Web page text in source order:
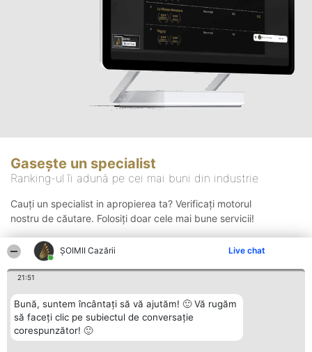
ȘOIMII Cazării Live chat
21:51
Bună, suntem încântați să vă ajutăm! 🙂 Vă rugăm
să faceți clic pe subiectul de conversație
corespunzător! 🙂
Gasește un specialist
Ranking-ul îi adună pe cei mai buni din industrie
Cauți un specialist in apropierea ta? Verificați motorul
nostru de căutare. Folosiți doar cele mai bune servicii!